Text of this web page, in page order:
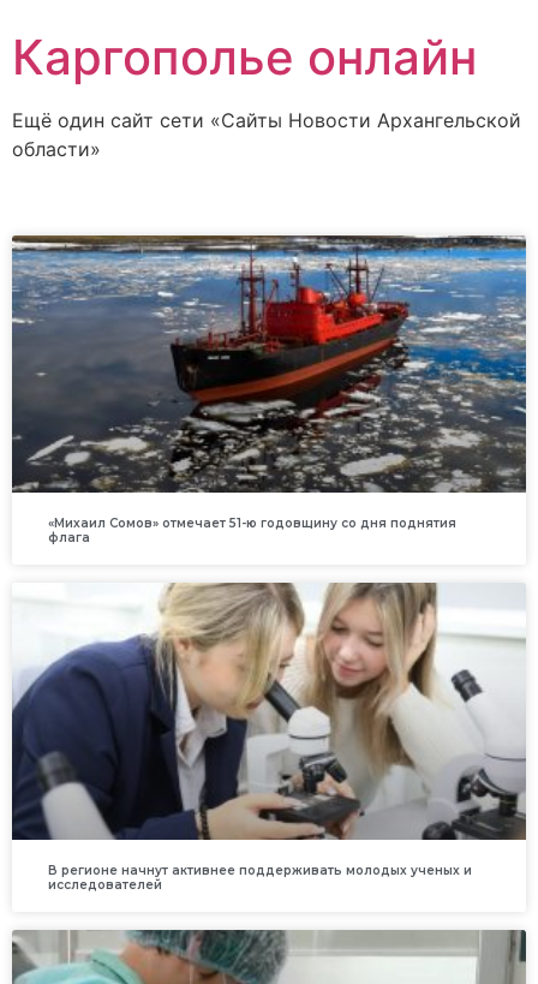
Каргополье онлайн
Ещё один сайт сети «Сайты Новости Архангельской
области»
«Михаил Сомов» отмечает 51-ю годовщину со дня поднятия
флага
В регионе начнут активнее поддерживать молодых ученых и
исследователей